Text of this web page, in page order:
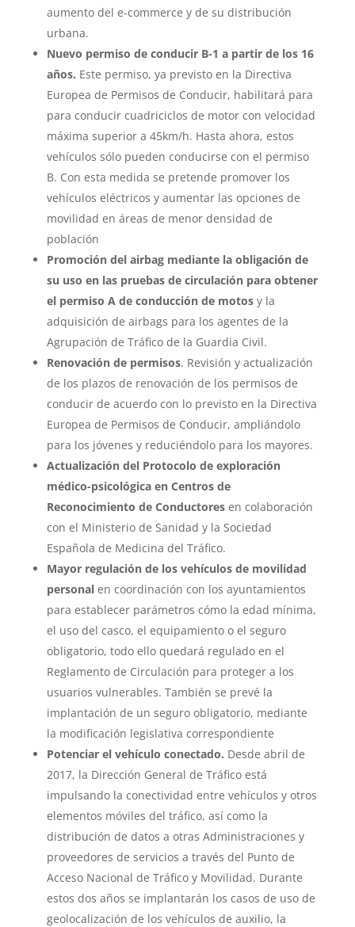
aumento del e-commerce y de su distribución
urbana.
Nuevo permiso de conducir B-1 a partir de los 16
años. Este permiso, ya previsto en la Directiva
Europea de Permisos de Conducir, habilitará para
para conducir cuadriciclos de motor con velocidad
máxima superior a 45km/h. Hasta ahora, estos
vehículos sólo pueden conducirse con el permiso
B. Con esta medida se pretende promover los
vehículos eléctricos y aumentar las opciones de
movilidad en áreas de menor densidad de
población
Promoción del airbag mediante la obligación de
su uso en las pruebas de circulación para obtener
el permiso A de conducción de motosy la
adquisición de airbags para los agentes de la
Agrupación de Tráfico de la Guardia Civil.
Renovación de permisos. Revisión y actualización
de los plazos de renovación de los permisos de
conducir de acuerdo con lo previsto en la Directiva
Europea de Permisos de Conducir, ampliándolo
para los jóvenes y reduciéndolo para los mayores.
Actualización del Protocolo de exploración
médico-psicológica en Centros de
Reconocimiento de Conductoresen colaboración
con el Ministerio de Sanidad y la Sociedad
Española de Medicina del Tráfico.
Mayor regulación de los vehículos de movilidad
personalen coordinación con los ayuntamientos
para establecer parámetros cómo la edad mínima,
el uso del casco, el equipamiento o el seguro
obligatorio, todo ello quedará regulado en el
Reglamento de Circulación para proteger a los
usuarios vulnerables. También se prevé la
implantación de un seguro obligatorio, mediante
la modificación legislativa correspondiente
Potenciar el vehículo conectado. Desde abril de
2017, la Dirección General de Tráfico está
impulsando la conectividad entre vehículos y otros
elementos móviles del tráfico, así como la
distribución de datos a otras Administraciones y
proveedores de servicios a través del Punto de
Acceso Nacional de Tráfico y Movilidad. Durante
estos dos años se implantarán los casos de uso de
geolocalización de los vehículos de auxilio, la